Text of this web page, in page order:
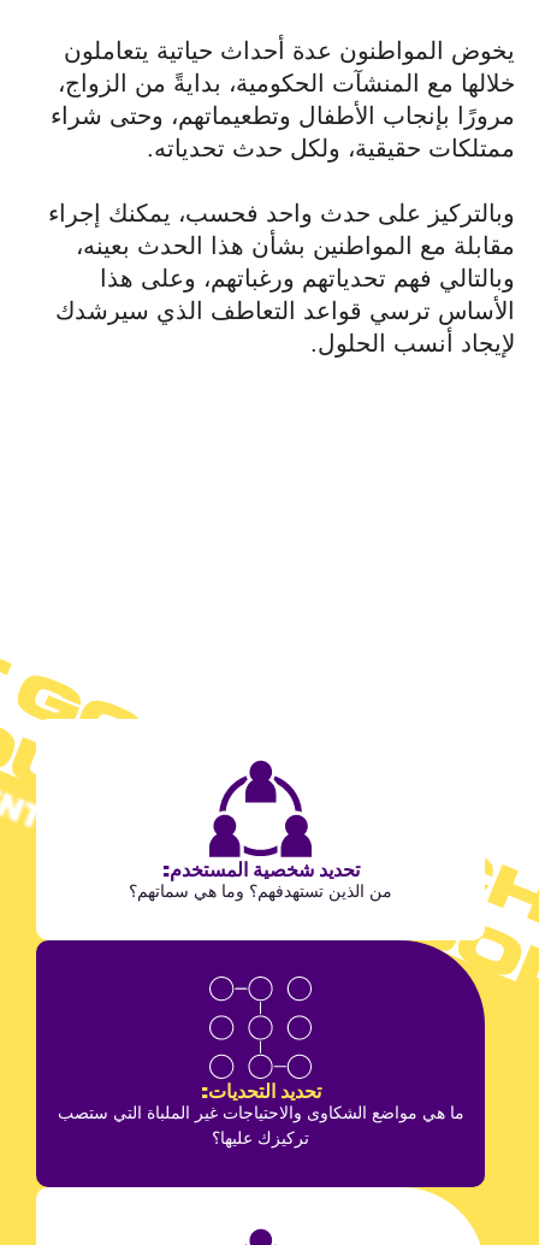
يخوض المواطنون عدة أحداث حياتية يتعاملون
خلالها مع المنشآت الحكومية، بدايةً من الزواج،
مرورًا بإنجاب الأطفال وتطعيماتهم، وحتى شراء
ممتلكات حقيقية، ولكل حدث تحدياته.
وبالتركيز على حدث واحد فحسب، يمكنك إجراء
مقابلة مع المواطنين بشأن هذا الحدث بعينه،
وبالتالي فهم تحدياتهم ورغباتهم، وعلى هذا
الأساس ترسي قواعد التعاطف الذي سيرشدك
لإيجاد أنسب الحلول.
تحديد شخصية المستخدم:
من الذين تستهدفهم؟ وما هي سماتهم؟
تحديد التحديات:
ما هي مواضع الشكاوى والاحتياجات غير الملباة التي ستصب
تركيزك عليها؟